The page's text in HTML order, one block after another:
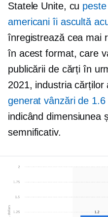
Statele Unite, cu
americani îi ascultă
înregistrează cea mai
în acest format, care
publicării de cărți în
2021, industria
generat vânzări de
indicând dimensiunea
semnificativ.